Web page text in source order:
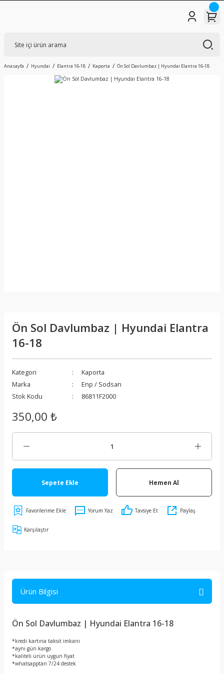
Anasayfa Hyundai Elantra 16-18 Kaporta Ön Sol Davlumbaz | Hyundai Elantra 16-18
Ön Sol Davlumbaz | Hyundai Elantra
16-18
Kategori
Kaporta
Marka
Enp / Sodsan
Stok Kodu
86811F2000
350,00 ₺
Sepete Ekle Hemen Al
Yorum Yaz Tavsiye Et Paylaş
Karşılaştır
Ürün Bilgisi
Ön Sol Davlumbaz | Hyundai Elantra 16-18
*kredi kartına taksit imkanı
*aynı gün kargo
*kaliteli ürün uygun fiyat
*whatsapptan 7/24 destek